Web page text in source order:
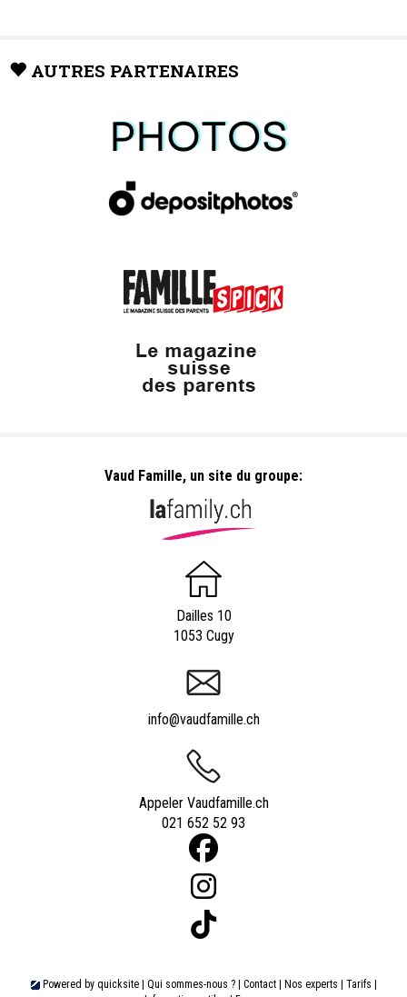
AUTRES PARTENAIRES
Vaud Famille, un site du groupe:
Dailles 10
1053 Cugy
info@vaudfamille.ch
Appeler Vaudfamille.ch
021 652 52 93
Powered by quicksite Qui sommes-nous ?| Contact| Nos experts Tarifs